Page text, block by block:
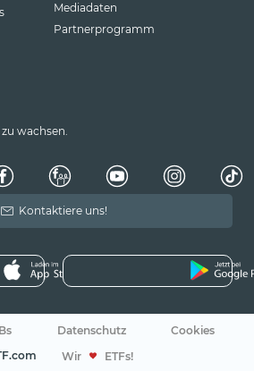
Mediadaten
Partnerprogramm
wachsen.
Kontaktiere uns!
Datenschutz
Cookies
Wir ETFs!